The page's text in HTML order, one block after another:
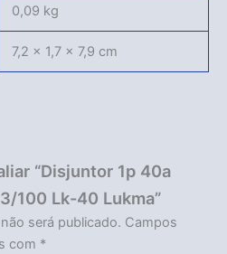
0,09 kg
7,2 × 1,7 × 7,9 cm
“Disjuntor 1p 40a
100 Lk-40 Lukma”
será publicado. Campos
com *